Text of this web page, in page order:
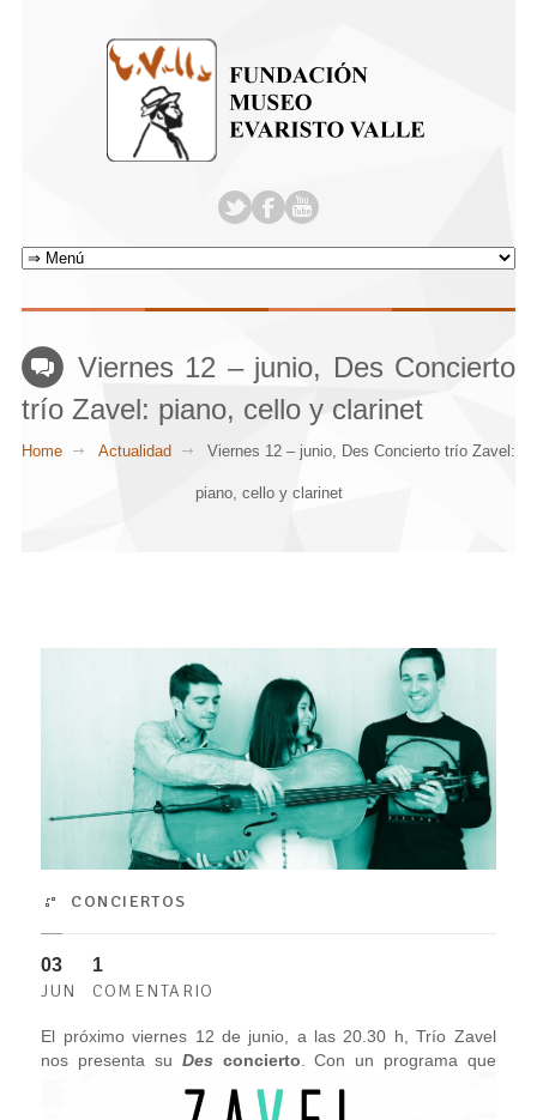
Viernes 12 – junio, Des Concierto
trío Zavel: piano, cello y clarinet
Home Actualidad Viernes 12 – junio, Des Concierto trío Zavel:
piano, cello y clarinet
CONCIERTOS
03
JUN
1
COMENTARIO
El próximo viernes 12 de junio, a las 20.30 h, Trío Zavel
nos presenta su Des concierto. Con un programa que